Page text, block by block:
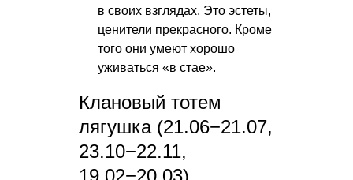
в своих взглядах. Это эстеты,
ценители прекрасного. Кроме
того они умеют хорошо
уживаться «в стае».
Клановый тотем
лягушка (21.06−21.07,
23.10−22.11,